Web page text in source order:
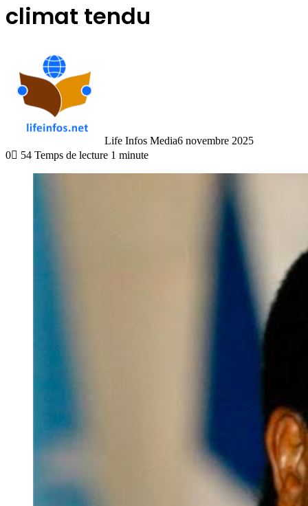
climat tendu
Life Infos Media6 novembre 2025
0
54 Temps de lecture 1 minute